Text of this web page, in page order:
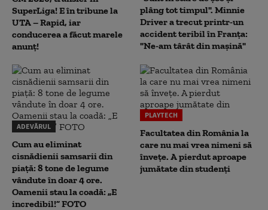
SuperLiga! E în tribune la
UTA – Rapid, iar
conducerea a făcut marele
anunț!
plâng tot timpul". Minnie
Driver a trecut printr-un
accident teribil în Franța:
"Ne-am târât din mașină"
ADEVĂRUL
Cum au eliminat
cisnădienii samsarii din
piață: 8 tone de legume
vândute în doar 4 ore.
Oamenii stau la coadă: „E
incredibil!” FOTO
PLAYTECH
Facultatea din România la
care nu mai vrea nimeni să
înveţe. A pierdut aproape
jumătate din studenţi